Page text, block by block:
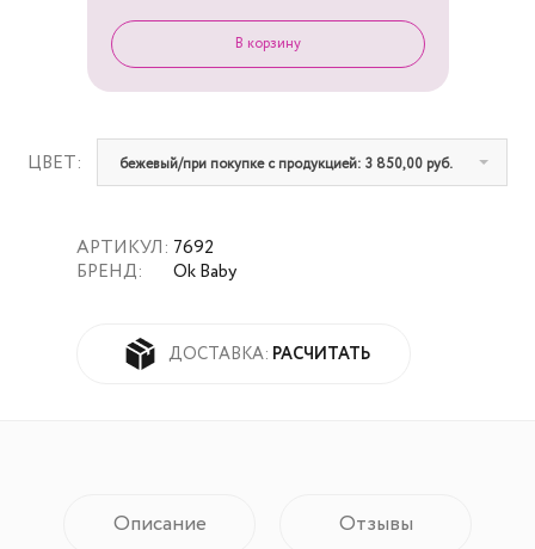
АРТИКУЛ:
БРЕНД:
7692
Ok Baby
ДОСТАВКА: РАСЧИТАТЬ
ЦВЕТ: бежевый/при покупке с продукцией: 3 850,00 руб.
Описание Отзывы